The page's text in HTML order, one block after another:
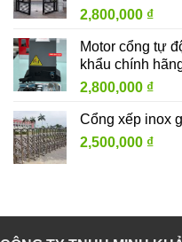
2,800,000 ₫
Motor cổng tự
khẩu chính
2,800,000 ₫
Cổng xếp inox
2,500,000 ₫